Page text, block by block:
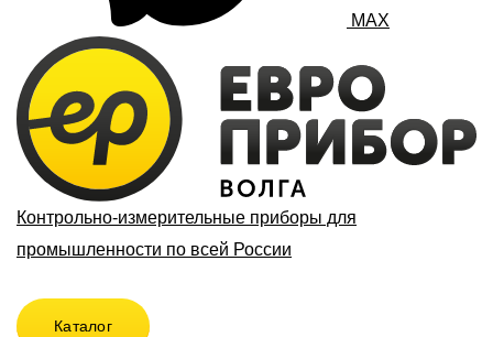
MAX
Контрольно-измерительные приборы для
промышленности по всей России
Каталог